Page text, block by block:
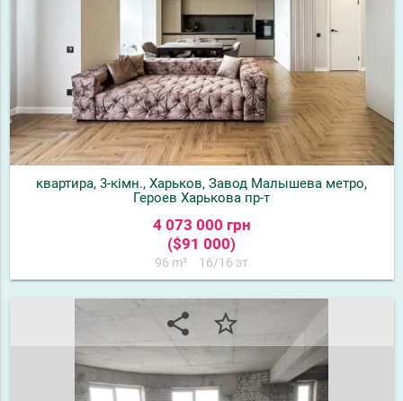
квартира, 3-кімн., Харьков, Завод Малышева метро,
Героев Харькова пр-т
4 073 000 грн
($91 000)
96 m² 16/16 эт
share star_border